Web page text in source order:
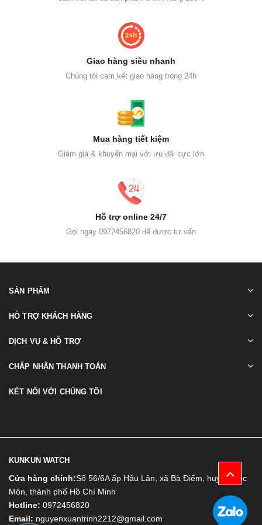
Giao hàng siêu nhanh
Chúng tôi cam kết giao hàng trong 24h
Mua hàng tiết kiệm
Giảm giá & khuyến mại với ưu đãi cực lớn
Hỗ trợ online 24/7
Gọi ngay 0972456820 để được tư vấn
SẢN PHẨM
HỖ TRỢ KHÁCH HÀNG
DỊCH VỤ & HỖ TRỢ
CHẤP NHẬN THANH TOÁN
KẾT NỐI VỚI CHÚNG TÔI
KUNKUN WATCH
Cửa hàng chính:Số 56/6A ấp Hậu Lân, xã Bà Điểm, huyện Hóc
Môn, thành phố Hồ Chí Minh
Hotline: 0972456820
Email: nguyenxuantrinh2212@gmail.com